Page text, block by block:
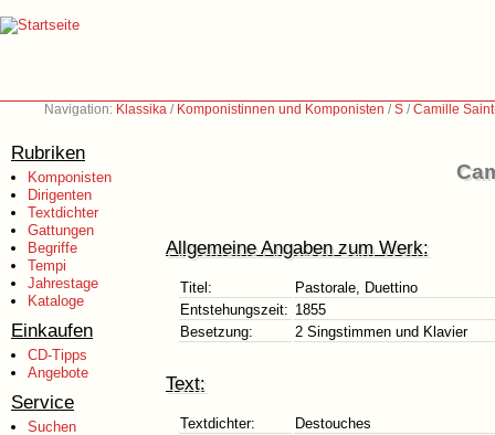
Navigation: Klassika / Komponistinnen und Komponisten /S /Camille
Rubriken
Komponisten
Dirigenten
Textdichter
Gattungen
Begriffe
Tempi
Jahrestage
Kataloge
Einkaufen
CD-Tipps
Angebote
Service
Suchen
Allgemeine Angaben zum Werk:
Titel:
Pastorale, Duettino
Entstehungszeit: 1855
Besetzung:
2 Singstimmen und Klavier
Text:
Textdichter: Destouches